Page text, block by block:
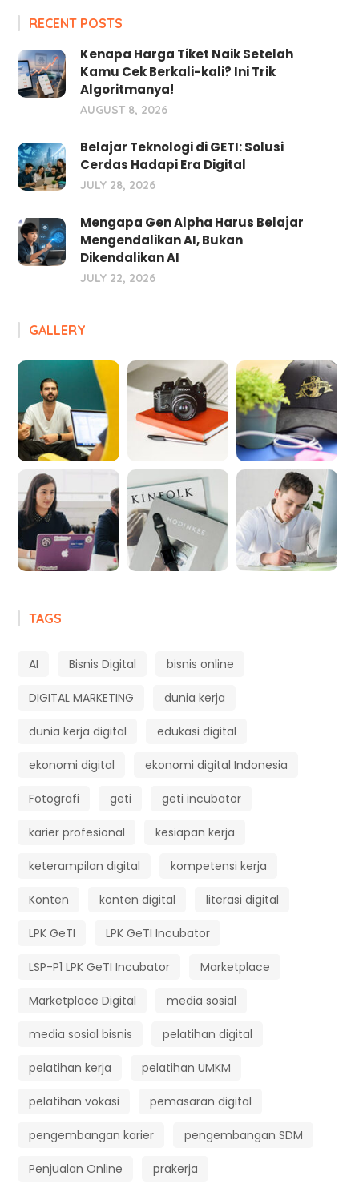
RECENT POSTS
Kenapa Harga Tiket Naik Setelah
Kamu Cek Berkali-kali? Ini Trik
Algoritmanya!
AUGUST 8, 2026
Belajar Teknologi di GETI: Solusi
Cerdas Hadapi Era Digital
JULY 28, 2026
Mengapa Gen Alpha Harus Belajar
Mengendalikan AI, Bukan
Dikendalikan AI
JULY 22, 2026
GALLERY
TAGS
AI Bisnis Digital bisnis online
DIGITAL MARKETING dunia kerja
dunia kerja digital edukasi digital
ekonomi digital ekonomi digital Indonesia
Fotografi geti geti incubator
karier profesional kesiapan kerja
keterampilan digital kompetensi kerja
Konten konten digital literasi digital
LPK GeTI LPK GeTI Incubator
LSP-P1 LPK GeTI Incubator Marketplace
Marketplace Digital media sosial
media sosial bisnis pelatihan digital
pelatihan kerja pelatihan UMKM
pelatihan vokasi pemasaran digital
pengembangan karier pengembangan SDM
Penjualan Online prakerja